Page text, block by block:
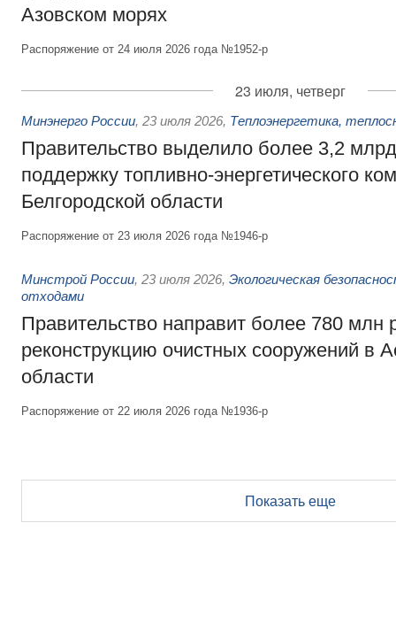
Азовском морях
Распоряжение от 24 июля 2026 года №1952-р
23 июля, четверг
Минэнерго России, 23 июля 2026, Теплоэнергетика,
Правительство выделило более 3,2
поддержку топливно-энергетического
Белгородской области
Распоряжение от 23 июля 2026 года №1946-р
Минстрой России, 23 июля 2026, Экологическая
отходами
Правительство направит более 780 млн
реконструкцию очистных сооружений в
области
Распоряжение от 22 июля 2026 года №1936-р
Показать еще